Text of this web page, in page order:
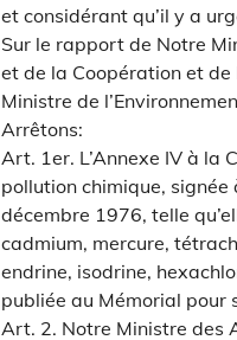
et considérant qu’il y a
Sur le rapport de Notre
et de la Coopération et de
Ministre de
Arrêtons:
Art. 1er. L’Annexe IV à la
pollution chimique, signée
décembre 1976, telle
cadmium, mercure,
endrine, isodrine,
publiée au Mémorial pour
Art. 2. Notre Ministre des